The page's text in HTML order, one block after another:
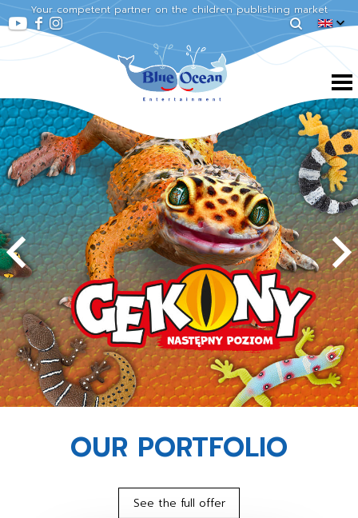
Your competent partner on the children publishing market
OUR PORTFOLIO
See the full offer